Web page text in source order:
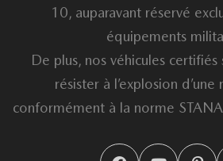
10, auparavant réservé
équipements
De plus, nos véhicules
résister à l’explosion
conformément à la norme